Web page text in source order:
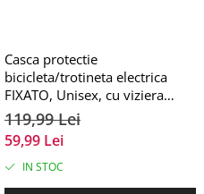
Casca protectie
bicicleta/trotineta electrica
FIXATO, Unisex, cu viziera
detasabila, usoara si
aerodinamica, marime
universala 55-62 cm, Neagra
119,99 Lei
59,99 Lei
IN STOC